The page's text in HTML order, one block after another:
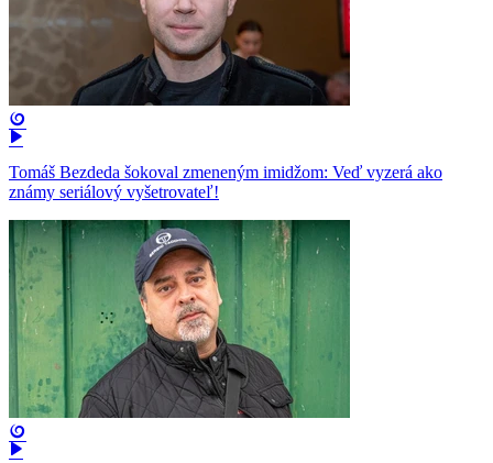
Tomáš Bezdeda šokoval zmeneným imidžom: Veď vyzerá ako
známy seriálový vyšetrovateľ!